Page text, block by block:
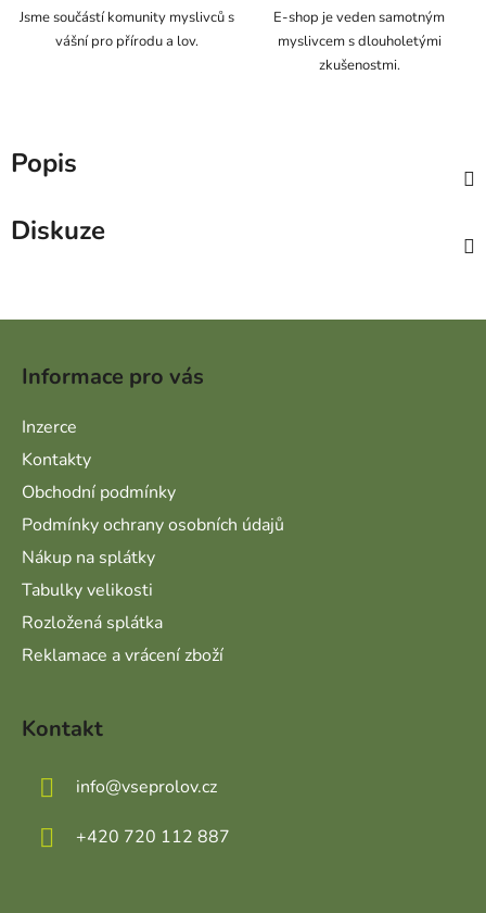
Jsme součástí komunity myslivců s
vášní pro přírodu a lov.
E-shop je veden samotným
myslivcem s dlouholetými
zkušenostmi.
Popis
Diskuze
Informace pro vás
Inzerce
Kontakty
Obchodní podmínky
Podmínky ochrany osobních údajů
Nákup na splátky
Tabulky velikosti
Rozložená splátka
Reklamace a vrácení zboží
Kontakt
info@vseprolov.cz
+420 720 112 887